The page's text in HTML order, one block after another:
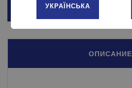
ДОБАВИТЬ В КОРЗИНУ
ОПИСАНИЕ
УКРАЇНСЬКА